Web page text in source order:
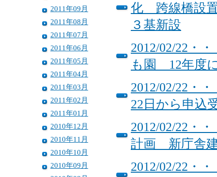
2011年09月
2011年08月
2011年07月
2011年06月
2011年05月
2011年04月
2011年03月
2011年02月
2011年01月
2010年12月
2010年11月
2010年10月
2010年09月
化 跨線橋設
３基新設
2012/02/22・
も園 12年度
2012/02/22・
22日から申込
2012/02/22・
計画 新庁舎
2012/02/22・